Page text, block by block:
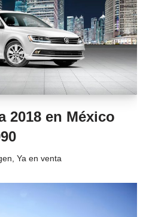
2018 en México
Ya en venta